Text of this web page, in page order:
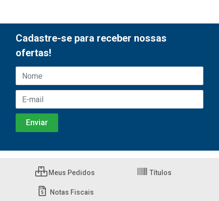
Cadastre-se para receber nossas
ofertas!
Meus Pedidos Títulos
Notas Fiscais